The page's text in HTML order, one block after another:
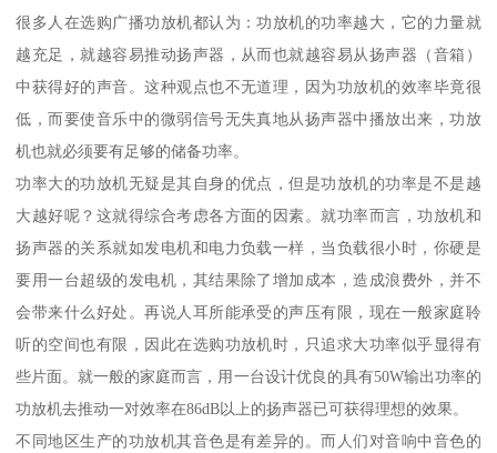
很多人在选购广播功放机都认为：功放机的功率越大，它的力量就
越充足，就越容易推动扬声器，从而也就越容易从扬声器（音箱）
中获得好的声音。这种观点也不无道理，因为功放机的效率毕竟很
低，而要使音乐中的微弱信号无失真地从扬声器中播放出来，功放
机也就必须要有足够的储备功率。
功率大的功放机无疑是其自身的优点，但是功放机的功率是不是越
大越好呢？这就得综合考虑各方面的因素。就功率而言，功放机和
扬声器的关系就如发电机和电力负载一样，当负载很小时，你硬是
要用一台超级的发电机，其结果除了增加成本，造成浪费外，并不
会带来什么好处。再说人耳所能承受的声压有限，现在一般家庭聆
听的空间也有限，因此在选购功放机时，只追求大功率似乎显得有
些片面。就一般的家庭而言，用一台设计优良的具有50W输出功率的
功放机去推动一对效率在86dB以上的扬声器已可获得理想的效果。
不同地区生产的功放机其音色是有差异的。而人们对音响中音色的